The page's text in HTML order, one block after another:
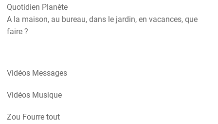
Quotidien Planète
A la maison, au bureau, dans le jardin, en vacances, que
faire ?
Vidéos Messages
Vidéos Musique
Zou Fourre tout